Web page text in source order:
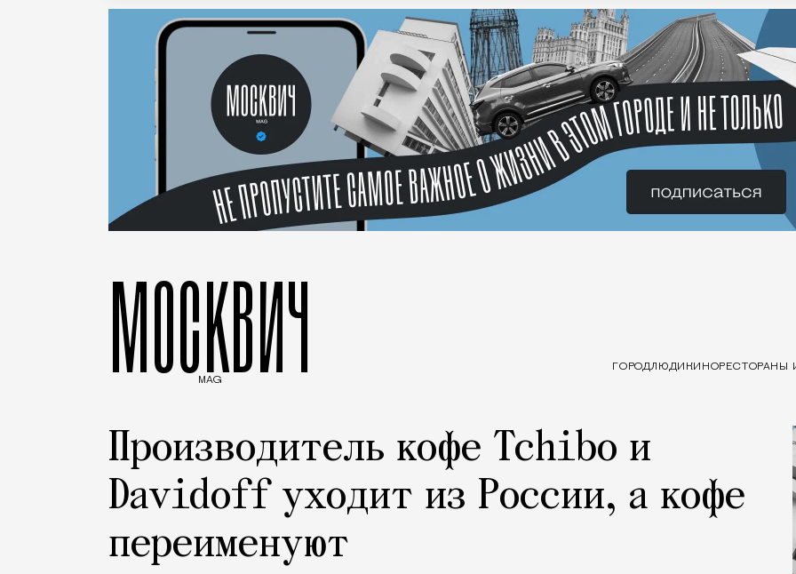
МОСКВИЧ
MAG
ГОРОДЛЮДИ КИНОРЕСТОРАНЫ
Производитель кофе Tchibo и
Davidoff уходит из России, а кофе
переименуют